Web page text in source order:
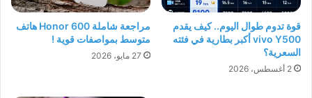
قوة تدوم طوال اليوم.. كيف يقدم
vivo Y500 أكبر بطارية في فئته
السعرية؟
2 أغسطس، 2026
مراجعة شاملة Honor 600 هاتف
متوسط بمواصفات قوية !
27 مايو، 2026